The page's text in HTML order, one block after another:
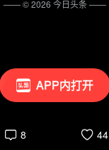
APP内打开
8 44
—— ©2026 今日头条——